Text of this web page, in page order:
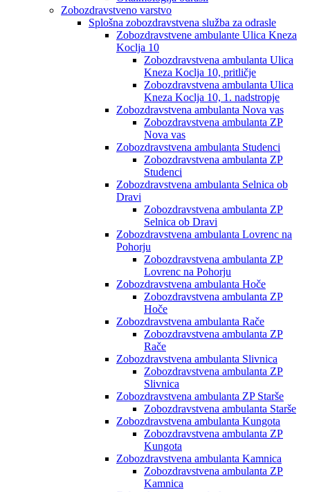
Zobozdravstveno varstvo
Splošna zobozdravstvena služba za odrasle
Zobozdravstvene ambulante Ulica Kneza
Koclja 10
Zobozdravstvena ambulanta Ulica
Kneza Koclja 10, pritličje
Zobozdravstvena ambulanta Ulica
Kneza Koclja 10, 1. nadstropje
Zobozdravstvena ambulanta Nova vas
Zobozdravstvena ambulanta ZP
Nova vas
Zobozdravstvena ambulanta Studenci
Zobozdravstvena ambulanta ZP
Studenci
Zobozdravstvena ambulanta Selnica ob
Dravi
Zobozdravstvena ambulanta ZP
Selnica ob Dravi
Zobozdravstvena ambulanta Lovrenc na
Pohorju
Zobozdravstvena ambulanta ZP
Lovrenc na Pohorju
Zobozdravstvena ambulanta Hoče
Zobozdravstvena ambulanta ZP
Hoče
Zobozdravstvena ambulanta Rače
Zobozdravstvena ambulanta ZP
Rače
Zobozdravstvena ambulanta Slivnica
Zobozdravstvena ambulanta ZP
Slivnica
Zobozdravstvena ambulanta ZP Starše
Zobozdravstvena ambulanta Starše
Zobozdravstvena ambulanta Kungota
Zobozdravstvena ambulanta ZP
Kungota
Zobozdravstvena ambulanta Kamnica
Zobozdravstvena ambulanta ZP
Kamnica